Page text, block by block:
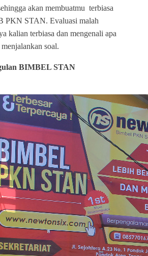
akan membuatmu terbiasa
PKN STAN. Evaluasi malah
kalian terbiasa dan mengenali apa
soal.
BIMBEL STAN